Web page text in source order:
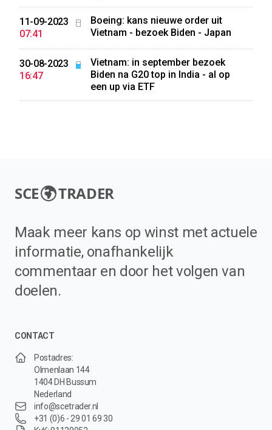
11-09-2023
07:41
Boeing: kans nieuwe order uit
Vietnam - bezoek Biden - Japan
30-08-2023
16:47
Vietnam: in september bezoek
Biden na G20 top in India - al op
een up via ETF
SCE TRADER
Maak meer kans op winst met actuele
informatie, onafhankelijk
commentaar en door het volgen van
doelen.
CONTACT
Postadres:
Olmenlaan 144
1404 DH Bussum
Nederland
info@scetrader.nl
+31 (0)6 - 29 01 69 30